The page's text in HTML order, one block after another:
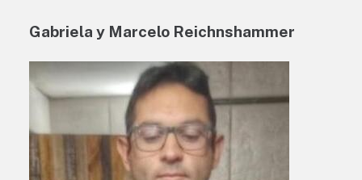
Gabriela y Marcelo Reichnshammer